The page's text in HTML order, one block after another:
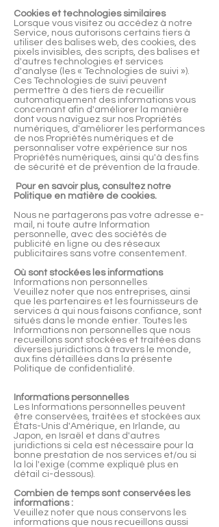
Cookies et technologies similaires
Lorsque vous visitez ou accédez à notre
Service, nous autorisons certains tiers à
utiliser des balises web, des cookies, des
pixels invisibles, des scripts, des balises et
d'autres technologies et services
d'analyse (les « Technologies de suivi »).
Ces Technologies de suivi peuvent
permettre à des tiers de recueillir
automatiquement des informations vous
concernant afin d'améliorer la manière
dont vous naviguez sur nos Propriétés
numériques, d'améliorer les performances
de nos Propriétés numériques et de
personnaliser votre expérience sur nos
Propriétés numériques, ainsi qu'à des fins
de sécurité et de prévention de la fraude.
Pour en savoir plus, consultez notre
Politique en matière de cookies.
Nous ne partagerons pas votre adresse e-
mail, ni toute autre Information
personnelle, avec des sociétés de
publicité en ligne ou des réseaux
publicitaires sans votre consentement.
Où sont stockées les informations
Informations non personnelles
Veuillez noter que nos entreprises, ainsi
que les partenaires et les fournisseurs de
services à qui nous faisons confiance, sont
situés dans le monde entier. Toutes les
Informations non personnelles que nous
recueillons sont stockées et traitées dans
diverses juridictions à travers le monde,
aux fins détaillées dans la présente
Politique de confidentialité.
Informations personnelles
Les Informations personnelles peuvent
être conservées, traitées et stockées aux
États-Unis d'Amérique, en Irlande, au
Japon, en Israël et dans d'autres
juridictions si cela est nécessaire pour la
bonne prestation de nos services et/ou si
la loi l'exige (comme expliqué plus en
détail ci-dessous).
Combien de temps sont conservées les
informations :
Veuillez noter que nous conservons les
informations que nous recueillons aussi